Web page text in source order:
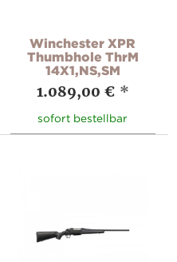
Winchester XPR
Thumbhole ThrM
14X1,NS,SM
1.089,00 € *
sofort bestellbar